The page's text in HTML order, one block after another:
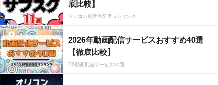
底比較】
オリコン顧客満足度ランキング
2026年動画配信サービスおすすめ40選
【徹底比較】
CS動画配信サービス20選